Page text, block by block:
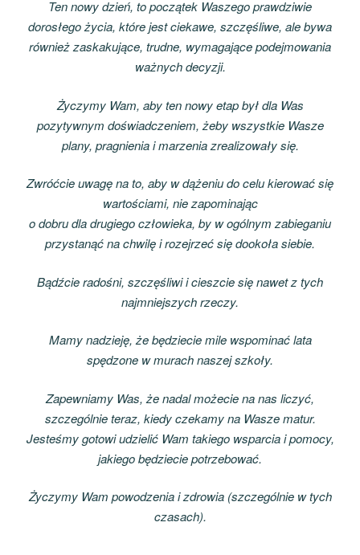
Ten nowy dzień, to początek Waszego prawdziwie
dorosłego życia, które jest ciekawe, szczęśliwe, ale bywa
również zaskakujące, trudne, wymagające podejmowania
ważnych decyzji.
Życzymy Wam, aby ten nowy etap był dla Was
pozytywnym doświadczeniem, żeby wszystkie Wasze
plany, pragnienia i marzenia zrealizowały się.
Zwróćcie uwagę na to, aby w dążeniu do celu kierować się
wartościami, nie zapominając
o dobru dla drugiego człowieka, by w ogólnym zabieganiu
przystanąć na chwilę i rozejrzeć się dookoła siebie.
Bądźcie radośni, szczęśliwi i cieszcie się nawet z tych
najmniejszych rzeczy.
Mamy nadzieję, że będziecie mile wspominać lata
spędzone w murach naszej szkoły.
Zapewniamy Was, że nadal możecie na nas liczyć,
szczególnie teraz, kiedy czekamy na Wasze matur.
Jesteśmy gotowi udzielić Wam takiego wsparcia i pomocy,
jakiego będziecie potrzebować.
Życzymy Wam powodzenia i zdrowia (szczególnie w tych
czasach).